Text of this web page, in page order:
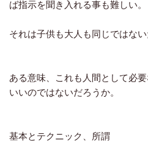
ば指示を聞き入れる事も難しい。
それは子供も大人も同じではない
ある意味、これも人間として必
いいのではないだろうか。
基本とテクニック、所謂